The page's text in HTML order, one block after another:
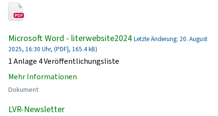
Microsoft Word - literwebsite2024 Letzte Änderung: 20. August
2025, 16:30 Uhr, (PDF}, 165.4 kB)
1 Anlage 4 Veröffentlichungsliste
Mehr Informationen
Dokument
LVR-Newsletter